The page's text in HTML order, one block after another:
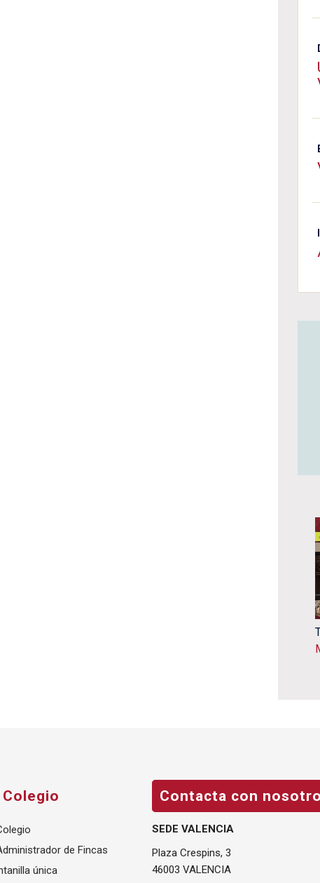
Colegio
de Fincas
única
Contacta con
SEDE VALENCIA
Plaza Crespins, 3
46003 VALENCIA